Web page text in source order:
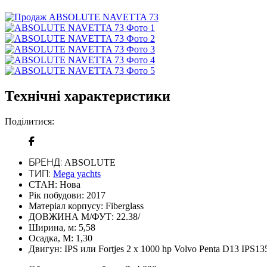
Технічні характеристики
Поділитися:
БРЕНД: ABSOLUTE
ТИП: Mega yachts
СТАН: Нова
Рік побудови: 2017
Матеріал корпусу: Fiberglass
ДОВЖИНА М/ФУТ: 22.38/
Ширина, м: 5,58
Осадка, М: 1,30
Двигун: IPS или Fortjes 2 x 1000 hp Volvo Penta D13